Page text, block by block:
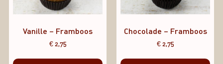
Vanille – Framboos
€2,75
Chocolade – Framboos
€2,75